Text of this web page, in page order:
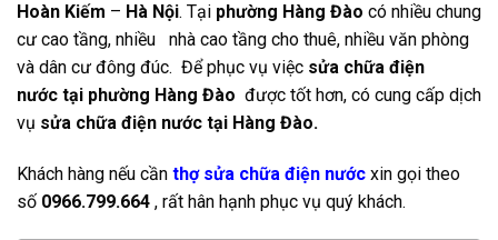
Hoàn Kiếm – Hà Nội. Tại phường Hàng Đào có nhiều chung
cư cao tầng, nhiều nhà cao tầng cho thuê, nhiều văn phòng
và dân cư đông đúc. Để phục vụ việc sửa chữa điện
nước tại phường Hàng Đào được tốt hơn, có cung cấp dịch
vụ sửa chữa điện nước tại Hàng Đào.
Khách hàng nếu cần thợ sửa chữa điện nước xin gọi theo
số 0966.799.664 , rất hân hạnh phục vụ quý khách.